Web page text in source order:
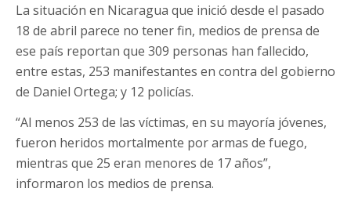
La situación en Nicaragua que inició desde el pasado
18 de abril parece no tener fin, medios de prensa de
ese país reportan que 309 personas han fallecido,
entre estas, 253 manifestantes en contra del gobierno
de Daniel Ortega; y 12 policías.
“Al menos 253 de las víctimas, en su mayoría jóvenes,
fueron heridos mortalmente por armas de fuego,
mientras que 25 eran menores de 17 años”,
informaron los medios de prensa.